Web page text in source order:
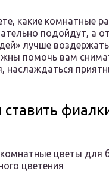
какие комнатные
подойдут, а
лучше
помочь вам
наслаждаться
цветы для
цветения